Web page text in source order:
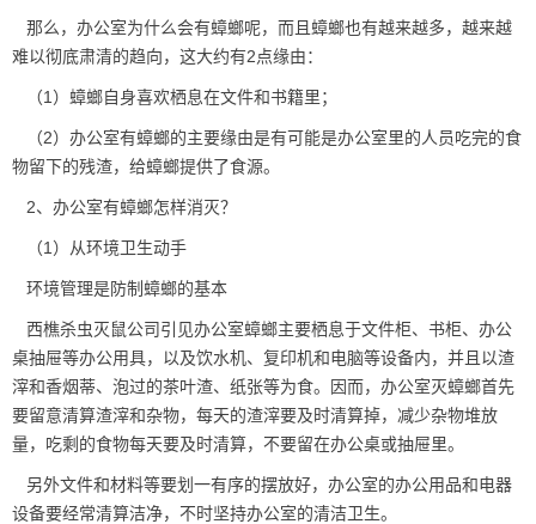
那么，办公室为什么会有蟑螂呢，而且蟑螂也有越来越多，越来越
难以彻底肃清的趋向，这大约有2点缘由：
（1）蟑螂自身喜欢栖息在文件和书籍里；
（2）办公室有蟑螂的主要缘由是有可能是办公室里的人员吃完的食
物留下的残渣，给蟑螂提供了食源。
2、办公室有蟑螂怎样消灭？
（1）从环境卫生动手
环境管理是防制蟑螂的基本
西樵杀虫灭鼠公司引见办公室蟑螂主要栖息于文件柜、书柜、办公
桌抽屉等办公用具，以及饮水机、复印机和电脑等设备内，并且以渣
滓和香烟蒂、泡过的茶叶渣、纸张等为食。因而，办公室灭蟑螂首先
要留意清算渣滓和杂物，每天的渣滓要及时清算掉，减少杂物堆放
量，吃剩的食物每天要及时清算，不要留在办公桌或抽屉里。
另外文件和材料等要划一有序的摆放好，办公室的办公用品和电器
设备要经常清算洁净，不时坚持办公室的清洁卫生。